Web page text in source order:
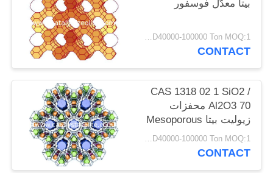
بيتا معدّل فوسفور
USD40000-100000 Ton MOQ:1 كغم
CONTACT
CAS 1318 02 1 SiO2 /
Al2O3 70 محفزات
زيوليت بيتا Mesoporous
USD40000-100000 Ton MOQ:1 كغم
CONTACT